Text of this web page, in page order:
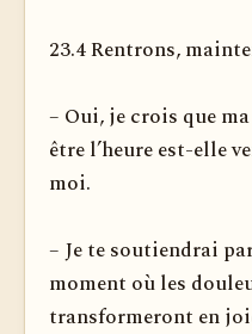
23.4 Rentrons,
– Oui, je crois que
être l’heure est-elle
moi.
– Je te soutiendrai
moment où les
transformeront en